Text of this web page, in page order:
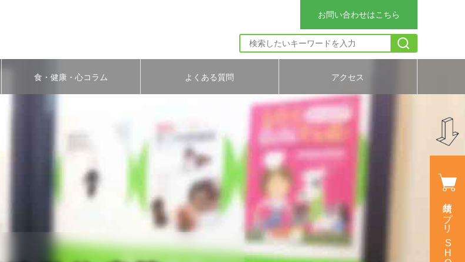
お問い合わせはこちら
食・健康・心コラム よくある質問 アクセス
須崎サプリ SHOP